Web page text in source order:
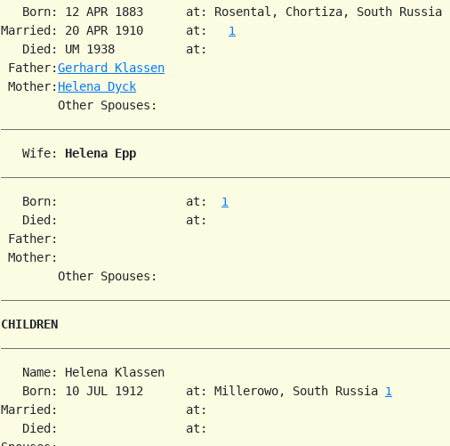
   Born: 12 APR 1883      at: Rosental, Chortiza, South Russia
Married: 20 APR 1910      at: 1
   Died: UM 1938          at:
Father:Gerhard Klassen
Mother: Helena Dyck
   Wife:
Helena Epp
   Born:                  at:
1
   Died:                  at:
Father:
Mother:
CHILDREN
   Name: Helena Klassen
   Born: 10 JUL 1912      at: Millerowo, South Russia
1
Married:                  at:
   Died:                  at: